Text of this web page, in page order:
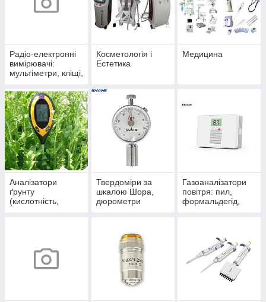
Радіо-електронні
вимірювачі:
мультіметри, кліщі,
детектори,
індикатори,
осцилографи
Косметологія і
Естетика
Медицина
Аналізатори
ґрунту
(кислотність,
Твердоміри за
шкалою Шора,
дюрометри
Газоаналізатори
повітря: пил,
формальдегід,
сірководень